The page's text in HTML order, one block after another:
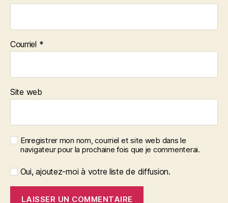
Courriel *
Site web
Enregistrer mon nom, courriel et site web dans le
navigateur pour la prochaine fois que je commenterai.
Oui, ajoutez-moi à votre liste de diffusion.